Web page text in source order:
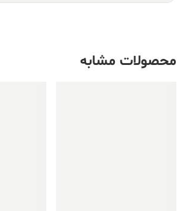
محصولات مشابه